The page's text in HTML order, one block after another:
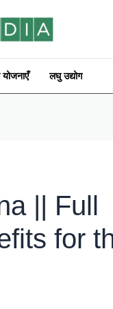
योजनाएँ लघु उद्योग
|| Full
for